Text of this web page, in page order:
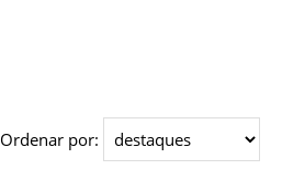
Ordenar por: